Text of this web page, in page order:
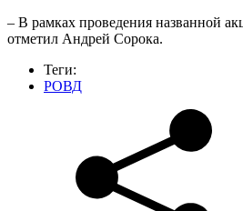
– В рамках проведения названной
отметил Андрей Сорока.
Теги:
РОВД